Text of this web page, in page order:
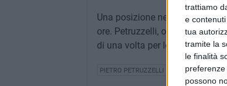
trattiamo
e
tua
tramite la
le finalità
possono
Una posizione netta, che
ore. Petruzzelli, oltre che
di una volta per le sorti della
PIETRO PETRUZZELLI